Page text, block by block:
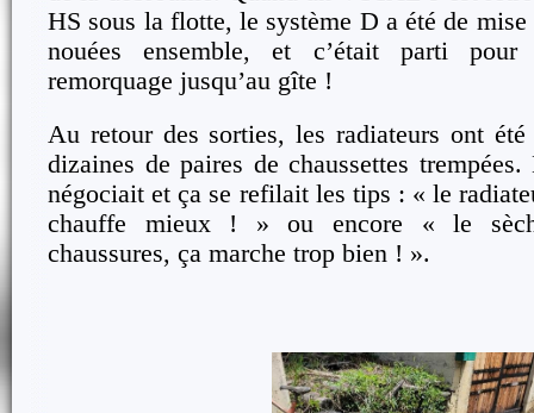
HS sous la flotte, le système D a été de
nouées ensemble, et c’était parti pour
remorquage jusqu’au gîte !
Au retour des sorties, les radiateurs ont été
dizaines de paires de chaussettes
négociait et ça se refilait les tips : « le
chauffe mieux ! » ou encore « le
chaussures, ça marche trop bien ! ».